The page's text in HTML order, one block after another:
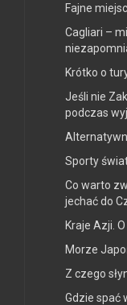
Fajne
Cagliari –
Krótko o
Jeśli nie
podczas
Sporty
Co warto
jechać do
Kraje Azji.
Morze
Z czego
Gdzie spać